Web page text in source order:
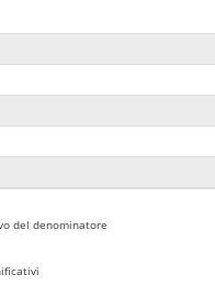
del denominatore